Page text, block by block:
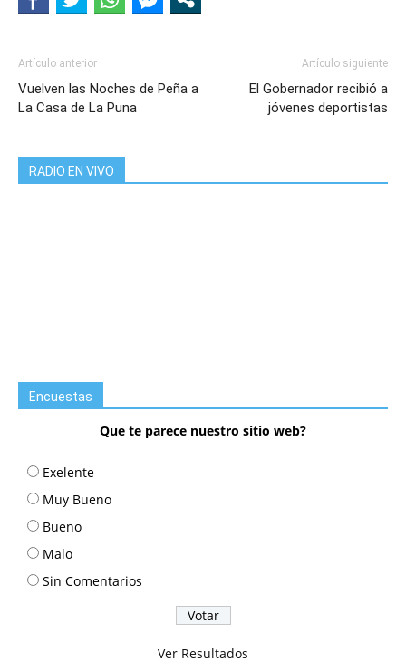
Artículo anterior
Vuelven las Noches de Peña a
La Casa de La Puna
Artículo siguiente
El Gobernador recibió a
jóvenes deportistas
RADIO EN VIVO
Encuestas
Que te parece nuestro sitio web?
Exelente
Muy Bueno
Bueno
Malo
Sin Comentarios
Ver Resultados